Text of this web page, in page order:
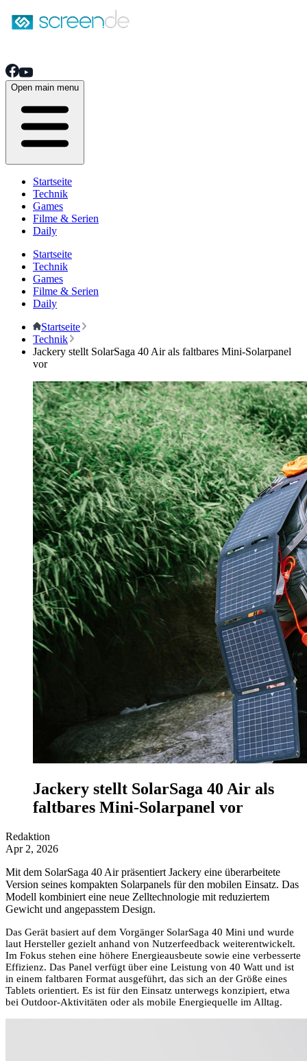
Open main menu
Startseite
Technik
Games
Filme & Serien
Daily
Startseite
Technik
Games
Filme & Serien
Daily
Startseite
Technik
Jackery stellt SolarSaga 40 Air als faltbares Mini-Solarpanel
vor
Jackery stellt SolarSaga 40 Air als
faltbares Mini-Solarpanel vor
Redaktion
Apr 2, 2026
Mit dem SolarSaga 40 Air präsentiert Jackery eine überarbeitete
Version seines kompakten Solarpanels für den mobilen Einsatz. Das
Modell kombiniert eine neue Zelltechnologie mit reduziertem
Gewicht und angepasstem Design.
Das Gerät basiert auf dem Vorgänger SolarSaga 40 Mini und wurde
laut Hersteller gezielt anhand von Nutzerfeedback weiterentwickelt.
Im Fokus stehen eine höhere Energieausbeute sowie eine verbesserte
Effizienz. Das Panel verfügt über eine Leistung von 40 Watt und ist
in einem faltbaren Format ausgeführt, das sich an der Größe eines
Tablets orientiert. Es ist für den Einsatz unterwegs konzipiert, etwa
bei Outdoor-Aktivitäten oder als mobile Energiequelle im Alltag.